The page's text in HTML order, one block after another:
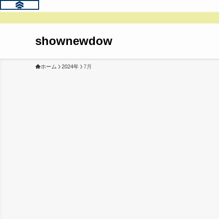
shownewdow
ホーム 2024年 7月